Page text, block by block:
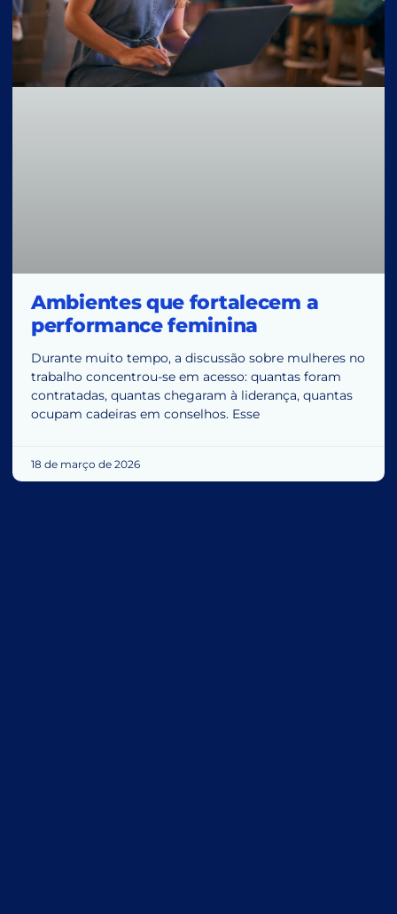
Ambientes que fortalecem a
performance feminina
Durante muito tempo, a discussão sobre mulheres no
trabalho concentrou-se em acesso: quantas foram
contratadas, quantas chegaram à liderança, quantas
ocupam cadeiras em conselhos. Esse
18 de março de 2026